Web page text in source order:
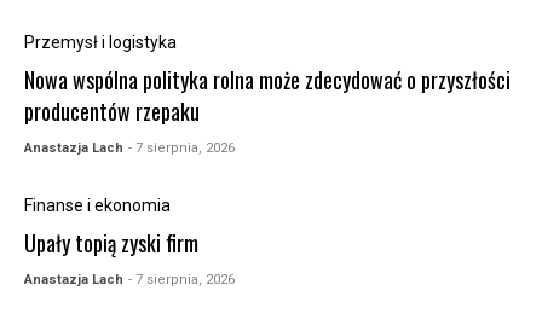
Przemysł i logistyka
Nowa wspólna polityka rolna może zdecydować o przyszłości
producentów rzepaku
Anastazja Lach - 7 sierpnia, 2026
Finanse i ekonomia
Upały topią zyski firm
Anastazja Lach - 7 sierpnia, 2026